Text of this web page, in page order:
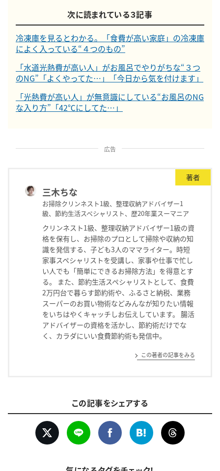
次に読まれている３記事
冷凍庫を見るとわかる。「食費が高い家庭」の冷凍庫
によく入っている“４つのもの”
「水道光熱費が高い人」がお風呂でやりがちな“３つ
のNG”「よくやってた…」「今日から気を付けます」
「光熱費が高い人」が無意識にしている“お風呂のNG
な入り方”「42℃にしてた…」
広告
著者
三木ちな
お掃除クリンネスト1級、整理収納アドバイザー1
級、節約生活スペシャリスト、歴20年業スーマニア
クリンネスト1級、整理収納アドバイザー1級の資
格を保有し、お掃除のプロとして掃除や収納の知
識を発信する、子ども3人のママライター。時短
家事スペシャリストを受講し、家事や仕事で忙し
い人でも「簡単にできるお掃除方法」を得意とす
る。 また、節約生活スペシャリストとして、食費
2万円台で暮らす節約術や、ふるさと納税、業務
スーパーのお買い物術などみんなが知りたい情報
をいちはやくキャッチしお伝えしています。 腸活
アドバイザーの資格を活かし、節約術だけでな
く、カラダにいい食費節約術も発信中。
この著者の記事をみる
この記事をシェアする